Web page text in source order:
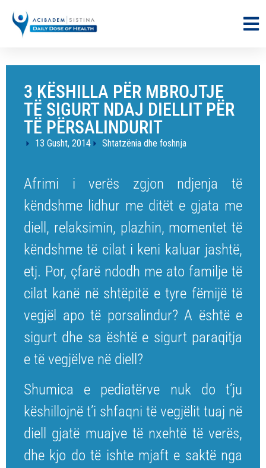
3 KËSHILLA PËR MBROJTJE
TË SIGURT NDAJ DIELLIT PËR
TË PËRSALINDURIT
13 Gusht, 2014 Shtatzënia dhe foshnja
Afrimi i verës zgjon ndjenja të
këndshme lidhur me ditët e gjata me
diell, relaksimin, plazhin, momentet të
këndshme të cilat i keni kaluar jashtë,
etj. Por, çfarë ndodh me ato familje të
cilat kanë në shtëpitë e tyre fëmijë të
vegjël apo të porsalindur? A është e
sigurt dhe sa është e sigurt paraqitja
e të vegjëlve në diell?
Shumica e pediatërve nuk do t’ju
këshillojnë t’i shfaqni të vegjëlit tuaj në
diell gjatë muajve të nxehtë të verës,
dhe kjo do të ishte mjaft e saktë nga